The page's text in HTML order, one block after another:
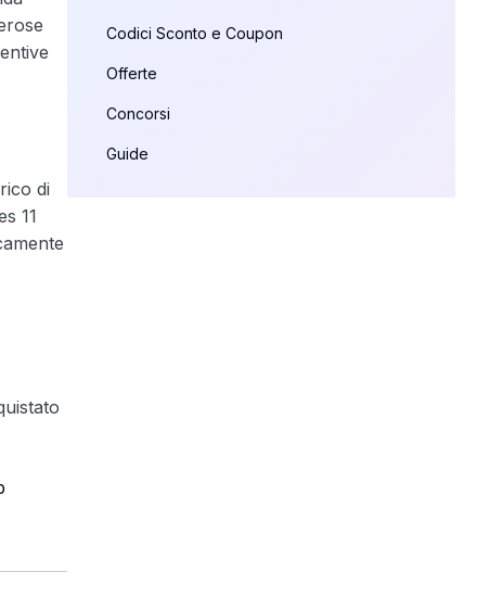
di
11
Codici Sconto e Coupon
Offerte
Concorsi
Guide